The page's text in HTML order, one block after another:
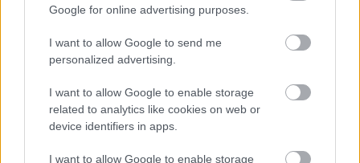
Google for online advertising purposes.
I want to allow Google to send me
personalized advertising.
I want to allow Google to enable storage
related to analytics like cookies on web or
device identifiers in apps.
I want to allow Google to enable storage
Νέος σχεδιασμός καταλύτη βελτιώνει
την παραγωγή αμμωνίας
καταστέλλοντας ανεπιθύμητες
αντιδράσεις